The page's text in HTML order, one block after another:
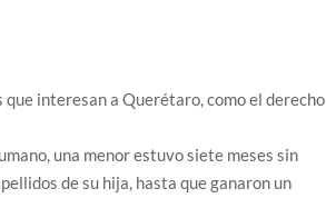
que interesan a Querétaro, como el derecho
una menor estuvo siete meses sin
de su hija, hasta que ganaron un